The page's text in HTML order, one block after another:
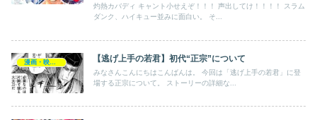
灼熱カバディ キャント小せえぞ！！！ 声出してけ！！！！ スラム
ダンク、ハイキュー並みに面白い。 そ...
漫画・映画・ゲーム 【逃げ上手の若君】初代“正宗”について
みなさんこんにちはこんばんは。 今回は「逃げ上手の若君」に登
場する正宗について。 ストーリーの詳細な...